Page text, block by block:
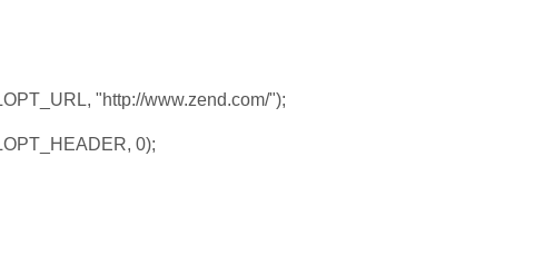
"http://www.zend.com/");
0);